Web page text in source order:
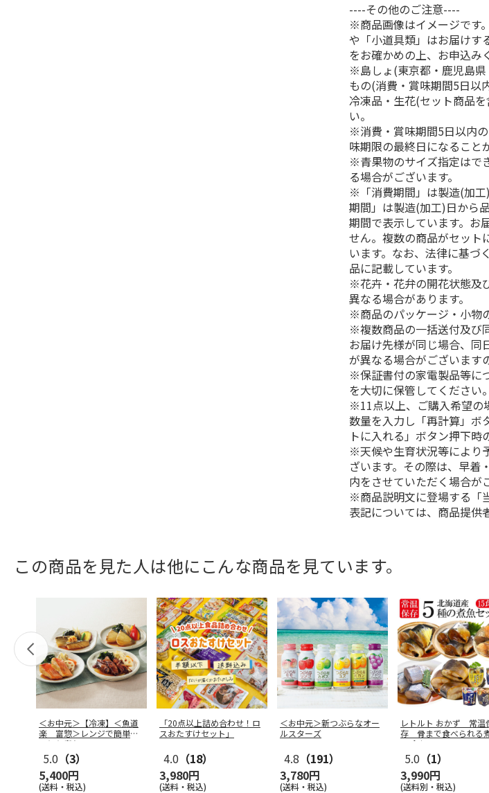
----その他のご注意----
※商品画像はイメージです
や「小道具類」はお届けす
をお確かめの上、お申込み
※島しょ(東京都・鹿児島
もの(消費・賞味期間5日以
冷凍品・生花(セット商品
い。
※消費・賞味期間5日以内
味期限の最終日になること
※青果物のサイズ指定はで
る場合がございます。
※「消費期間」は製造(加
期間」は製造(加工)日から
期間で表示しています。お
せん。複数の商品がセット
います。なお、法律に基づ
品に記載しています。
※花卉・花弁の開花状態及
異なる場合があります。
※商品のパッケージ・小物
※複数商品の一括送付及び
お届け先様が同じ場合、同
が異なる場合がございます
※保証書付の家電製品等に
を大切に保管してください
※11点以上、ご購入希望の
数量を入力し「再計算」ボ
トに入れる」ボタン押下時
※天候や生育状況等により
ざいます。その際は、早着
内をさせていただく場合が
※商品説明文に登場する「
表記については、商品提供
この商品を見た人は他にこんな商品を見ています。
＜お中元＞【冷凍】＜魚道
楽 富惣＞レンジで簡単！
骨とり煮魚
5.0 （3）
5,400円
(送料・税込)
「20点以上詰め合わせ！ロ
スおたすけセット」
4.0 （18）
3,980円
(送料・税込)
＜お中元＞新つぶらなオー
ルスターズ
4.8 （191）
3,780円
(送料・税込)
レトルト おかず 常温
存 骨まで食べられる
15食セ
5.0 （1）
3,990円
(送料別・税込)